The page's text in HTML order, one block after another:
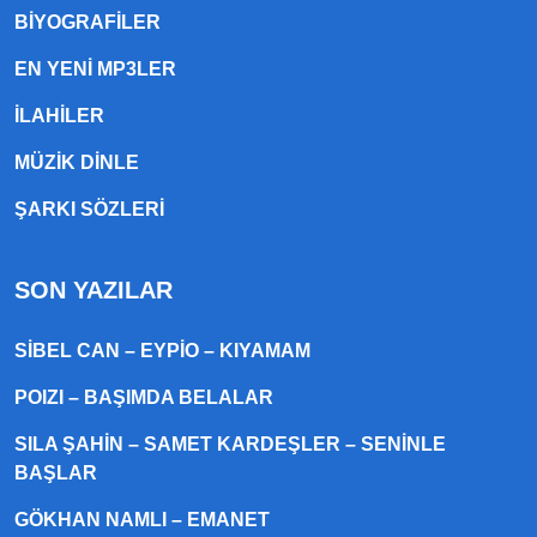
BIYOGRAFILER
EN YENI MP3LER
ILAHILER
MÜZIK DINLE
ŞARKI SÖZLERI
SON YAZILAR
SIBEL CAN – EYPIO – KIYAMAM
POIZI – BAŞIMDA BELALAR
SILA ŞAHIN – SAMET KARDEŞLER – SENINLE
BAŞLAR
GÖKHAN NAMLI – EMANET